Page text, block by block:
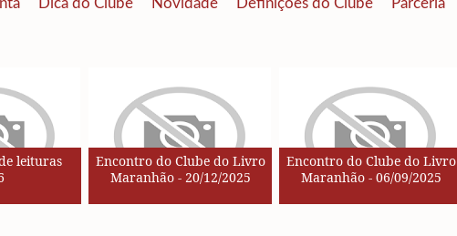
Dica do Clube Novidade Definições do Clube Parceria
leituras
Encontro do Clube do Livro
Maranhão - 20/12/2025
Encontro do Clube do Livro
Maranhão - 06/09/2025